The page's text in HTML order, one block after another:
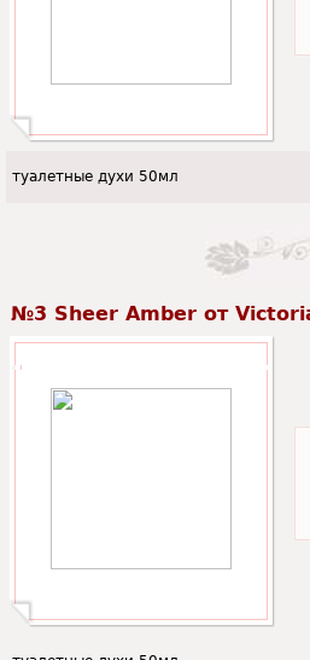
туалетные духи 50мл
№3 Sheer Amber от